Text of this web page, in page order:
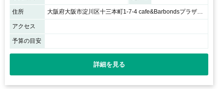
住所 大阪府大阪市淀川区十三本町1-7-4 cafe&Barbondsプラザパオ4F
アクセス
予算の目安
詳細を見る